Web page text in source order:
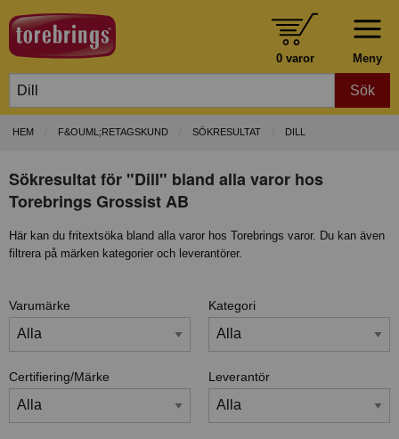
Meny
0 varor
Sök
HEM F&OUML;RETAGSKUND SÖKRESULTAT DILL
Sökresultat för "Dill" bland alla varor hos
Torebrings Grossist AB
Här kan du fritextsöka bland alla varor hos Torebrings varor. Du kan även
filtrera på märken kategorier och leverantörer.
Varumärke Kategori
Certifiering/Märke Leverantör